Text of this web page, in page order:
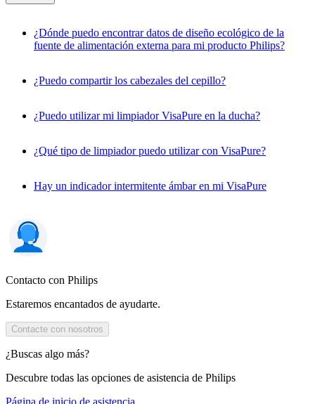
¿Dónde puedo encontrar datos de diseño ecológico de la
fuente de alimentación externa para mi producto Philips?
¿Puedo compartir los cabezales del cepillo?
¿Puedo utilizar mi limpiador VisaPure en la ducha?
¿Qué tipo de limpiador puedo utilizar con VisaPure?
Hay un indicador intermitente ámbar en mi VisaPure
Contacto con Philips
Estaremos encantados de ayudarte.
Contacte con nosotros
¿Buscas algo más?
Descubre todas las opciones de asistencia de Philips
Página de inicio de asistencia